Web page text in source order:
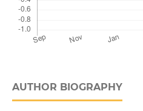
AUTHOR BIOGRAPHY